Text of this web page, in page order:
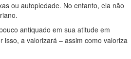
ou autopiedade. No entanto, ela não
antiquado em sua atitude em
isso, a valorizará – assim como valoriza